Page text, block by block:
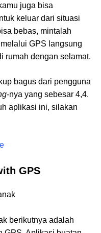
juga bisa
keluar dari situasi
bebas, mintalah
GPS langsung
rumah dengan selamat.
bagus dari pengguna
-nya yang sebesar 4,4.
aplikasi ini, silakan
GPS
berikutnya adalah